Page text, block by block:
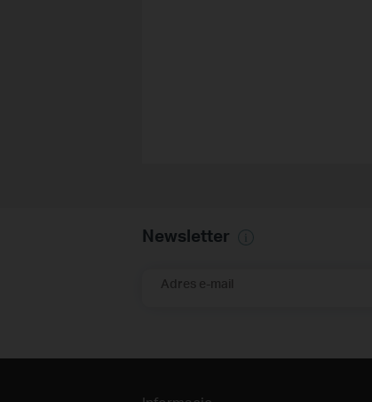
Newsletter
Adres e-mail